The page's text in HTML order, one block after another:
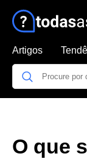
Artigos
O que